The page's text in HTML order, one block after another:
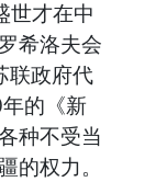
世才在中
希洛夫会
联政府代
的《新
种不受当
的权力。